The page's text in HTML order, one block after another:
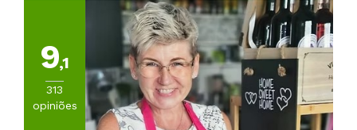
9,1
313
opiniões